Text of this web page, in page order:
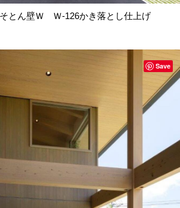
とん壁Ｗ Ｗ-126かき落とし仕上げ
Save